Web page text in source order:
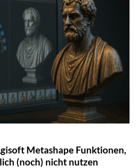
Metashape Funktionen,
(noch) nicht nutzen